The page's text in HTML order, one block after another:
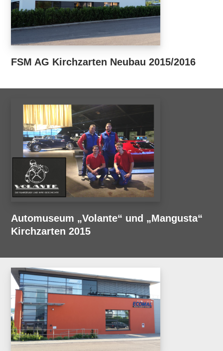
FSM AG Kirchzarten Neubau 2015/2016
Automuseum „Volante“ und „Mangusta“
Kirchzarten 2015